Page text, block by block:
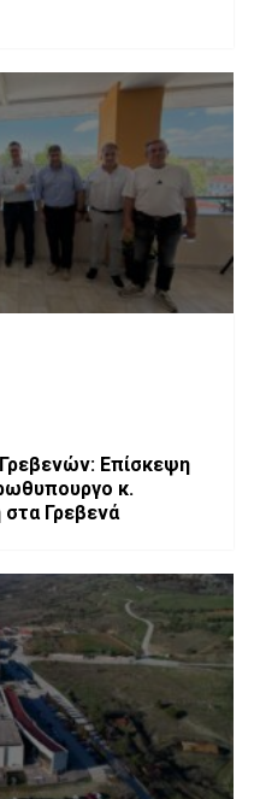
Επίσκεψη
Αθανασίου Κοντογεωργη στα Γρεβενά